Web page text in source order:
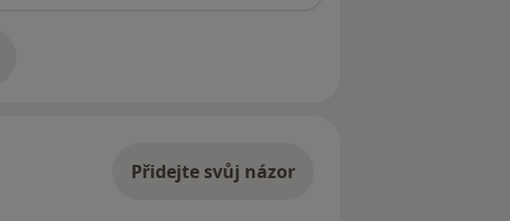
Přidejte svůj názor